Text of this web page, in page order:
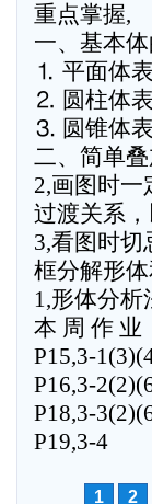
重点掌握,
一、基本
⒈ 平面体
⒉ 圆柱体
⒊ 圆锥体
二、简单
2,画图时
过渡关系，
3,看图时
框分解形
1,形体分
本 周 作 业
P15,3-
P16,3-
P18,3-
P19,3-4
1 2